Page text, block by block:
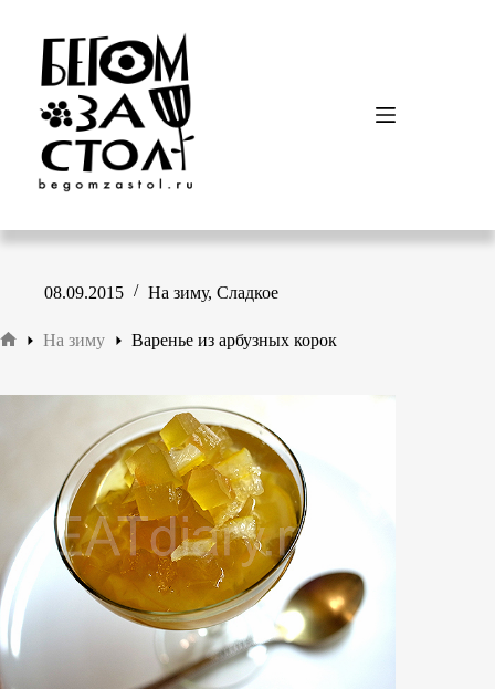
08.09.2015 На зиму, Сладкое
На зиму Варенье из арбузных корок